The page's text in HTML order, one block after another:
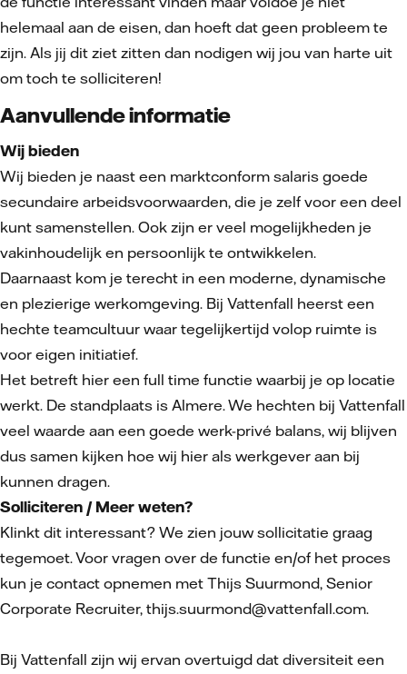
helemaal aan de eisen, dan hoeft dat geen probleem te
zijn. Als jij dit ziet zitten dan nodigen wij jou van harte uit
om toch te solliciteren!
Aanvullende informatie
Wij bieden
Wij bieden je naast een marktconform salaris goede
secundaire arbeidsvoorwaarden, die je zelf voor een deel
kunt samenstellen. Ook zijn er veel mogelijkheden je
vakinhoudelijk en persoonlijk te ontwikkelen.
Daarnaast kom je terecht in een moderne, dynamische
en plezierige werkomgeving. Bij Vattenfall heerst een
hechte teamcultuur waar tegelijkertijd volop ruimte is
voor eigen initiatief.
Het betreft hier een full time functie waarbij je op locatie
werkt. De standplaats is Almere. We hechten bij Vattenfall
veel waarde aan een goede werk-privé balans, wij blijven
dus samen kijken hoe wij hier als werkgever aan bij
kunnen dragen.
Solliciteren / Meer weten?
Klinkt dit interessant? We zien jouw sollicitatie graag
tegemoet. Voor vragen over de functie en/of het proces
kun je contact opnemen met Thijs Suurmond, Senior
Corporate Recruiter, thijs.suurmond@vattenfall.com.
Bij Vattenfall zijn wij ervan overtuigd dat diversiteit een